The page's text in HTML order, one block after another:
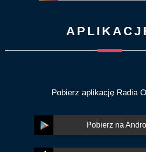
Pobierz aplikację Radia
Pobierz na